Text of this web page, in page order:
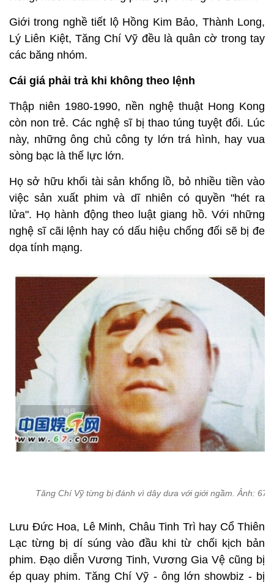
Giới trong nghề tiết lộ Hồng Kim Bảo, Thành Long,
Lý Liên Kiệt, Tăng Chí Vỹ đều là quân cờ trong tay
các băng nhóm.
Cái giá phải trả khi không theo lệnh
Thập niên 1980-1990, nền nghệ thuật Hong Kong
còn non trẻ. Các nghệ sĩ bị thao túng tuyệt đối. Lúc
này, những ông chủ công ty lớn trá hình, hay vua
sòng bạc là thế lực lớn.
Họ sở hữu khối tài sản khổng lồ, bỏ nhiều tiền vào
việc sản xuất phim và dĩ nhiên có quyền "hét ra
lửa". Họ hành động theo luật giang hồ. Với những
nghệ sĩ cãi lệnh hay có dấu hiệu chống đối sẽ bị đe
dọa tính mạng.
Tăng Chí Vỹ từng bị đánh vì dây dưa với giới ngầm. Ảnh: 67.
Lưu Đức Hoa, Lê Minh, Châu Tinh Trì hay Cổ Thiên
Lạc từng bị dí súng vào đầu khi từ chối kịch bản
phim. Đạo diễn Vương Tinh, Vương Gia Vệ cũng bị
ép quay phim. Tăng Chí Vỹ - ông lớn showbiz - bị